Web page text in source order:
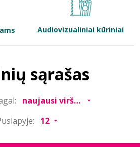
Audiovizualiniai kūriniai
sąrašas